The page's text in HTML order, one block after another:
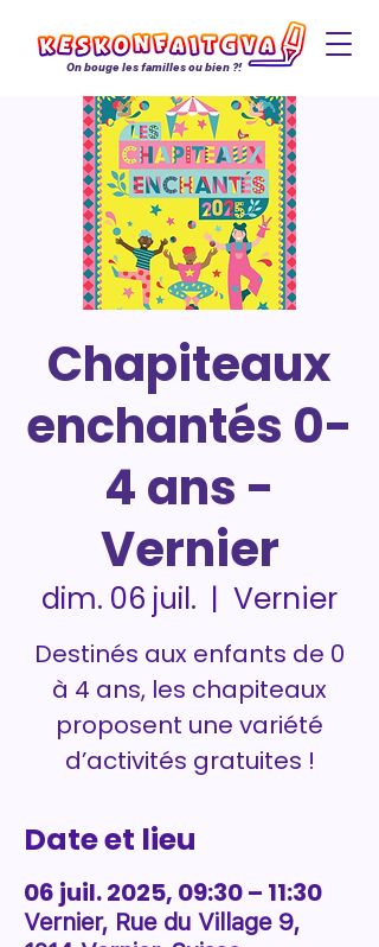
On bouge les familles ou bien ?!
Chapiteaux
enchantés 0-
4 ans -
Vernier
dim. 06 juil.
  |
Vernier
Destinés aux enfants de 0
à 4 ans, les chapiteaux
proposent une variété
d’activités gratuites !
Date et lieu
06 juil. 2025, 09:30 – 11:30
Vernier, Rue du Village 9,